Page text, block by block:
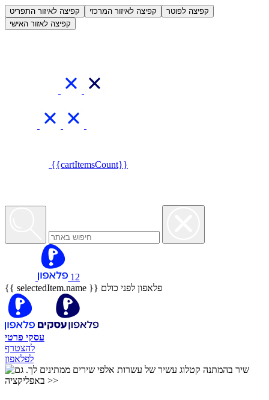
קפיצה לאיזור התפריט קפיצה לאיזור המרכזי
קפיצה לפוטר
קפיצה לאזור האישי
{{cartItemsCount}}
12
{{ selectedItem.name }} פלאפון לפני כולם
עסקי פרטי
להצטרף
לפלאפון